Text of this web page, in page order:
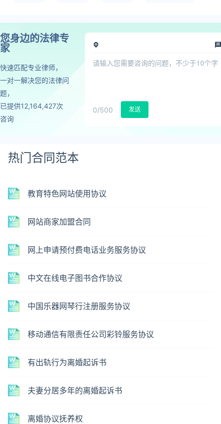
您身边的法律专
家
快速匹配专业律师，
一对一解决您的法律问
题，
已提供12,164,427次
咨询
0/500 发送
热门合同范本
教育特色网站使用协议
网站商家加盟合同
网上申请预付费电话业务服务协议
中文在线电子图书合作协议
中国乐器网琴行注册服务协议
移动通信有限责任公司彩铃服务协议
有出轨行为离婚起诉书
夫妻分居多年的离婚起诉书
离婚协议抚养权